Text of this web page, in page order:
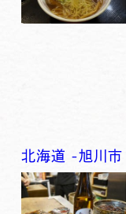
北海道 -旭川市